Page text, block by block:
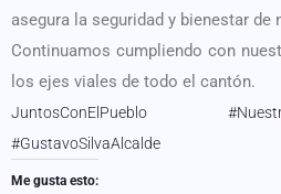
asegura la seguridad y bienestar de
Continuamos cumpliendo con
los ejes viales de todo el cantón.
JuntosConElPueblo
#GustavoSilvaAlcalde
Me gusta esto: